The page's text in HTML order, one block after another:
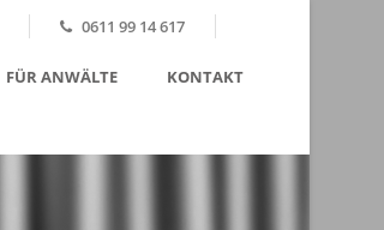
0611 99 14 617
FÜR ANWÄLTE KONTAKT